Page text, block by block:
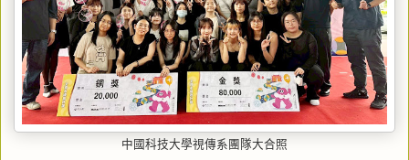
中國科技大學視傳系團隊大合照